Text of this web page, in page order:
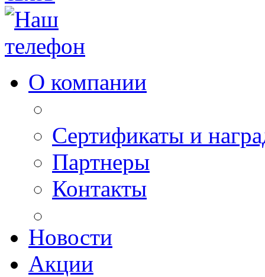
О компании
Сертификаты и
Партнеры
Контакты
Новости
Акции